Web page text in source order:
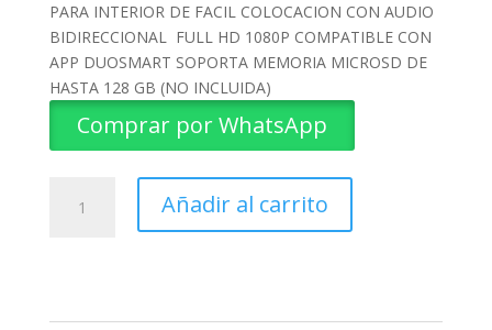
PARA INTERIOR DE FACIL COLOCACION CON AUDIO
BIDIRECCIONAL FULL HD 1080P COMPATIBLE CON
APP DUOSMART SOPORTA MEMORIA MICROSD DE
HASTA 128 GB (NO INCLUIDA)
Comprar por WhatsApp
INTELIGENTE
Añadir al carrito